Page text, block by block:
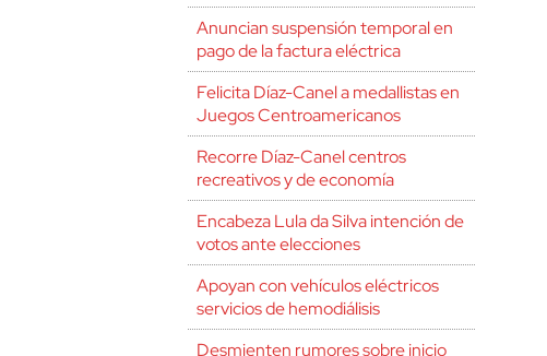
Anuncian suspensión temporal en
pago de la factura eléctrica
Felicita Díaz-Canel a medallistas en
Juegos Centroamericanos
Recorre Díaz-Canel centros
recreativos y de economía
Encabeza Lula da Silva intención de
votos ante elecciones
Apoyan con vehículos eléctricos
servicios de hemodiálisis
Desmienten rumores sobre inicio